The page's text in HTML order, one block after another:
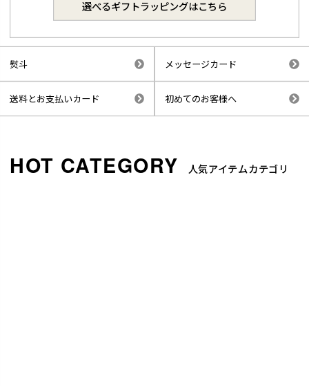
選べるギフトラッピングはこちら
熨斗 メッセージカード
送料とお支払いカード 初めてのお客様へ
人気アイテムカテゴリ